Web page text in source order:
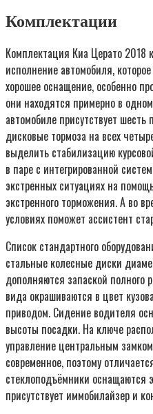
Комплектации
Комплектация Киа Церато 2018
исполнение автомобиля,
хорошее оснащение, особенно
они находятся примерно в
автомобиле присутствует
дисковые тормоза на всех
выделить стабилизацию
в паре с интегрированной
экстренных ситуациях на
экстренного торможения. А во
условиях поможет ассистент
Список стандартного
стальные колесные диски
дополняются запаской полного
вида окрашиваются в цвет
приводом. Сидение водителя
высоты посадки. На ключе
управление центральным
современное, поэтому
стеклоподъёмники оснащаются
присутствует иммобилайзер и